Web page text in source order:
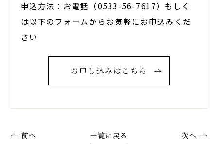
申込方法：お電話（0533-56-7617）もしく
は以下のフォームからお気軽にお申込みくだ
さい
お申し込みはこちら
前へ 次へ
一覧に戻る